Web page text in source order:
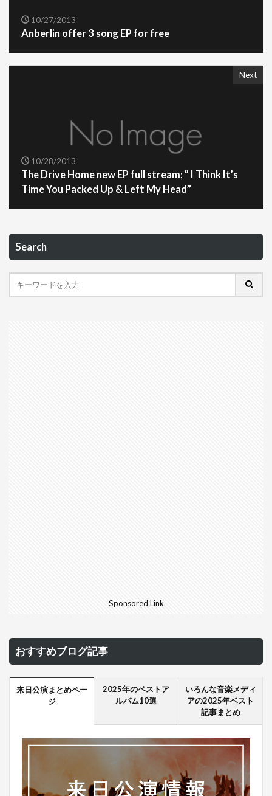
10/27/2013
Anberlin offer 3 song EP for free
Next
10/28/2013
The Drive Home new EP full stream; ” I Think It’s
Time You Packed Up & Left My Head”
Search
Sponsored Link
おすすめブログ記事
来日公演まとめペー
ジ
2025年のベストア
ルバム10選
いろんな音楽メディ
アの2025年ベスト
記事まとめ